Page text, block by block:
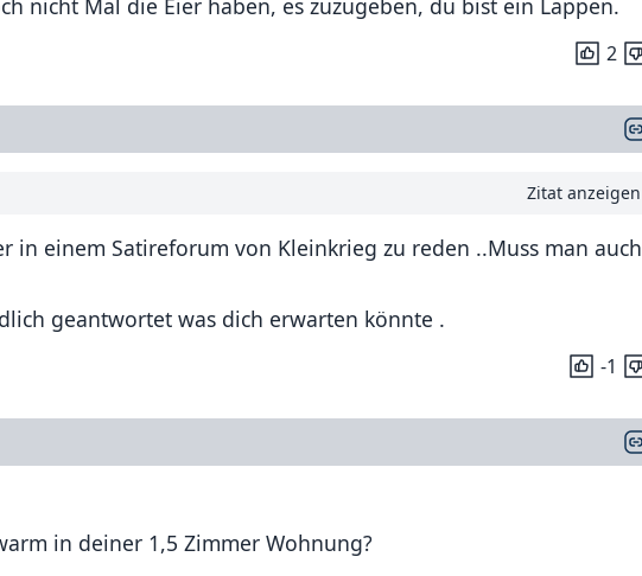
2
Zitat anzeigen
in einem Satireforum von Kleinkrieg zu reden ..Muss man auch
geantwortet was dich erwarten könnte .
-1
in deiner 1,5 Zimmer Wohnung?